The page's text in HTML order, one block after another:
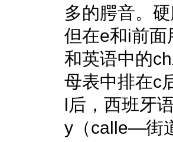
多的腭音。
但在e和i前
和英语中的
母表中排在c
l后，西班牙
y（calle—街